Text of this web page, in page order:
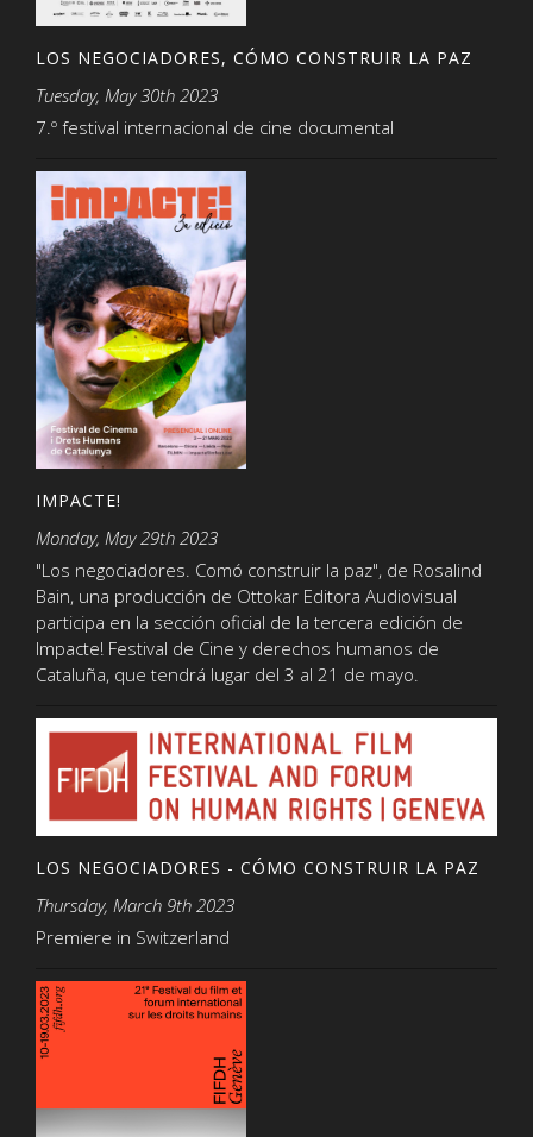
LOS NEGOCIADORES, CÓMO CONSTRUIR LA PAZ
Tuesday, May 30th 2023
7.º festival internacional de cine documental
IMPACTE!
Monday, May 29th 2023
"Los negociadores. Comó construir la paz", de Rosalind
Bain, una producción de Ottokar Editora Audiovisual
participa en la sección oficial de la tercera edición de
Impacte! Festival de Cine y derechos humanos de
Cataluña, que tendrá lugar del 3 al 21 de mayo.
LOS NEGOCIADORES - CÓMO CONSTRUIR LA PAZ
Thursday, March 9th 2023
Premiere in Switzerland